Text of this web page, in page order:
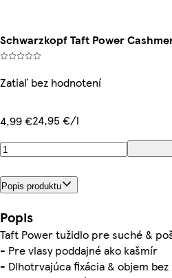
Schwarzkopf Taft Power
Zatiaľ bez hodnotení
4,99 €24,95 €/l
Popis produktu
Popis
Taft Power tužidlo pre suché &
- Pre vlasy poddajné ako kašmír
- Dlhotrvajúca fixácia & objem bez